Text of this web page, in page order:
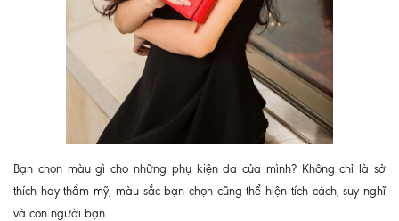
Bạn chọn màu gì cho những phụ kiện da của mình? Không chỉ là sở
thích hay thẩm mỹ, màu sắc bạn chọn cũng thể hiện tích cách, suy nghĩ
và con người bạn.